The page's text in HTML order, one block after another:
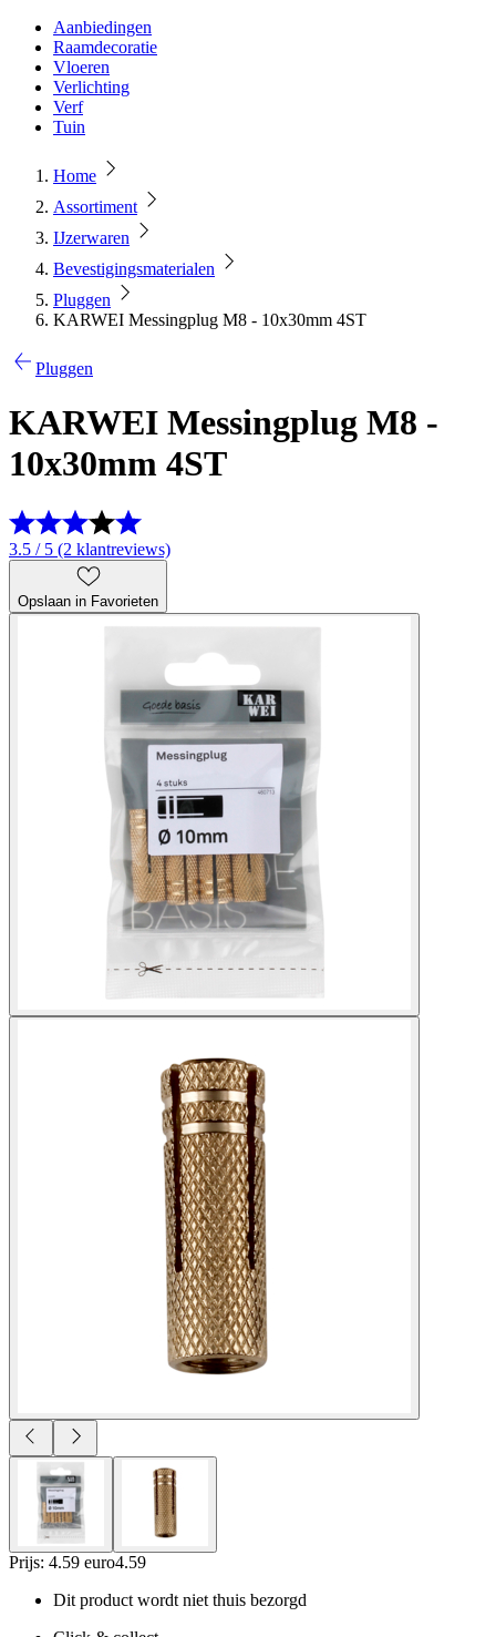
Aanbiedingen
Raamdecoratie
Vloeren
Verlichting
Verf
Tuin
Home
Assortiment
IJzerwaren
Bevestigingsmaterialen
Pluggen
KARWEI Messingplug M8 - 10x30mm 4ST
Pluggen
KARWEI Messingplug M8 -
10x30mm 4ST
3.5 / 5 (2 klantreviews)
Opslaan in Favorieten
Prijs: 4.59 euro4.59
Dit product wordt niet thuis bezorgd